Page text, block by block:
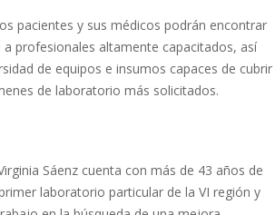
pacientes y sus médicos podrán encontrar
profesionales altamente capacitados, así
de equipos e insumos capaces de cubrir
de laboratorio más solicitados.
Sáenz cuenta con más de 43 años de
laboratorio particular de la VI región y